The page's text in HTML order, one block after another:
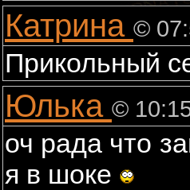
Катрина ©
Прикольный
Юлька ©
оч рада что
я в шоке